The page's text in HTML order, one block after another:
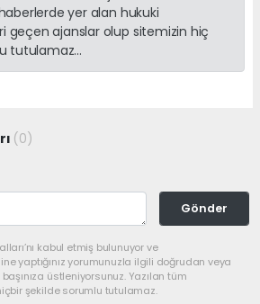
yer alan hukuki
geçen ajanslar olup sitemizin hiç
tutulamaz...
(0)
Gönder
kabul etmiş bulunuyor ve
yaptığınız yorumunuzla ilgili doğrudan veya
üstleniyorsunuz. Yazılan tüm
şekilde sorumlu tutulamaz.